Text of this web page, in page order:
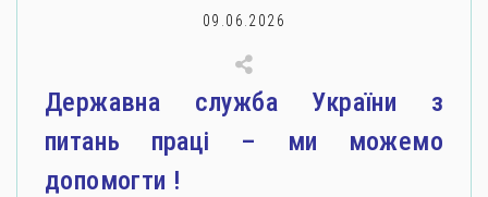
09.06.2026
Державна служба України з
питань праці – ми можемо
допомогти !